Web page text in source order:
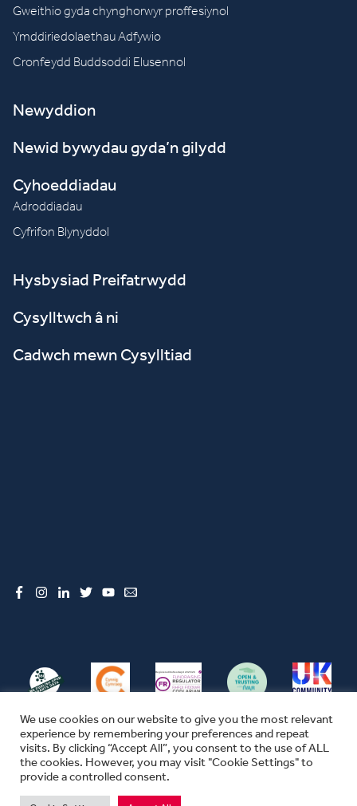
Gweithio gyda chynghorwyr proffesiynol
Ymddiriedolaethau Adfywio
Cronfeydd Buddsoddi Elusennol
Newyddion
Newid bywydau gyda’n gilydd
Cyhoeddiadau
Adroddiadau
Cyfrifon Blynyddol
Hysbysiad Preifatrwydd
Cysylltwch â ni
Cadwch mewn Cysylltiad
© CFW 2026 ALL RIGHTS RESERVED
FOUNDATION IN WALES
We use cookies on our website to give you the most relevant
experience by remembering your preferences and repeat
visits. By clicking “Accept All”, you consent to the use of ALL
the cookies. However, you may visit "Cookie Settings" to
provide a controlled consent.